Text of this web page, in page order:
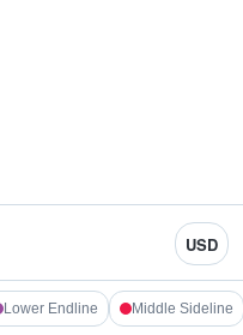
USD
Lower Endline Middle Sideline